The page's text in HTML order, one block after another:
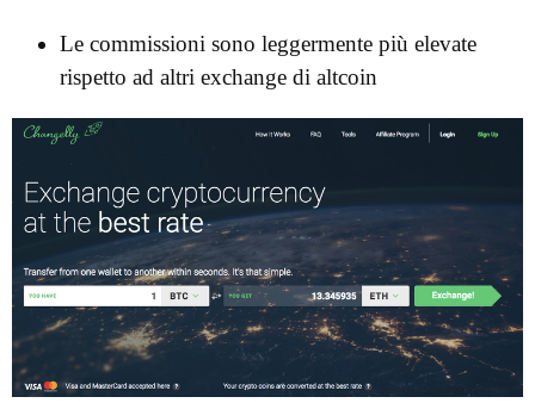
Le commissioni sono leggermente più elevate
rispetto ad altri exchange di altcoin